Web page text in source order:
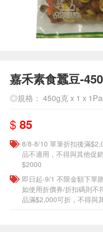
嘉禾素食蠶豆-
◎規格： 450g克 x 1 x
$ 85
8/8-8/10 單筆折扣後滿
品不適用，不得與其他促
$2000
即日起-9/1 不限金額下單
如使用折價券/折扣碼則不
品滿$2,000可折，不得與